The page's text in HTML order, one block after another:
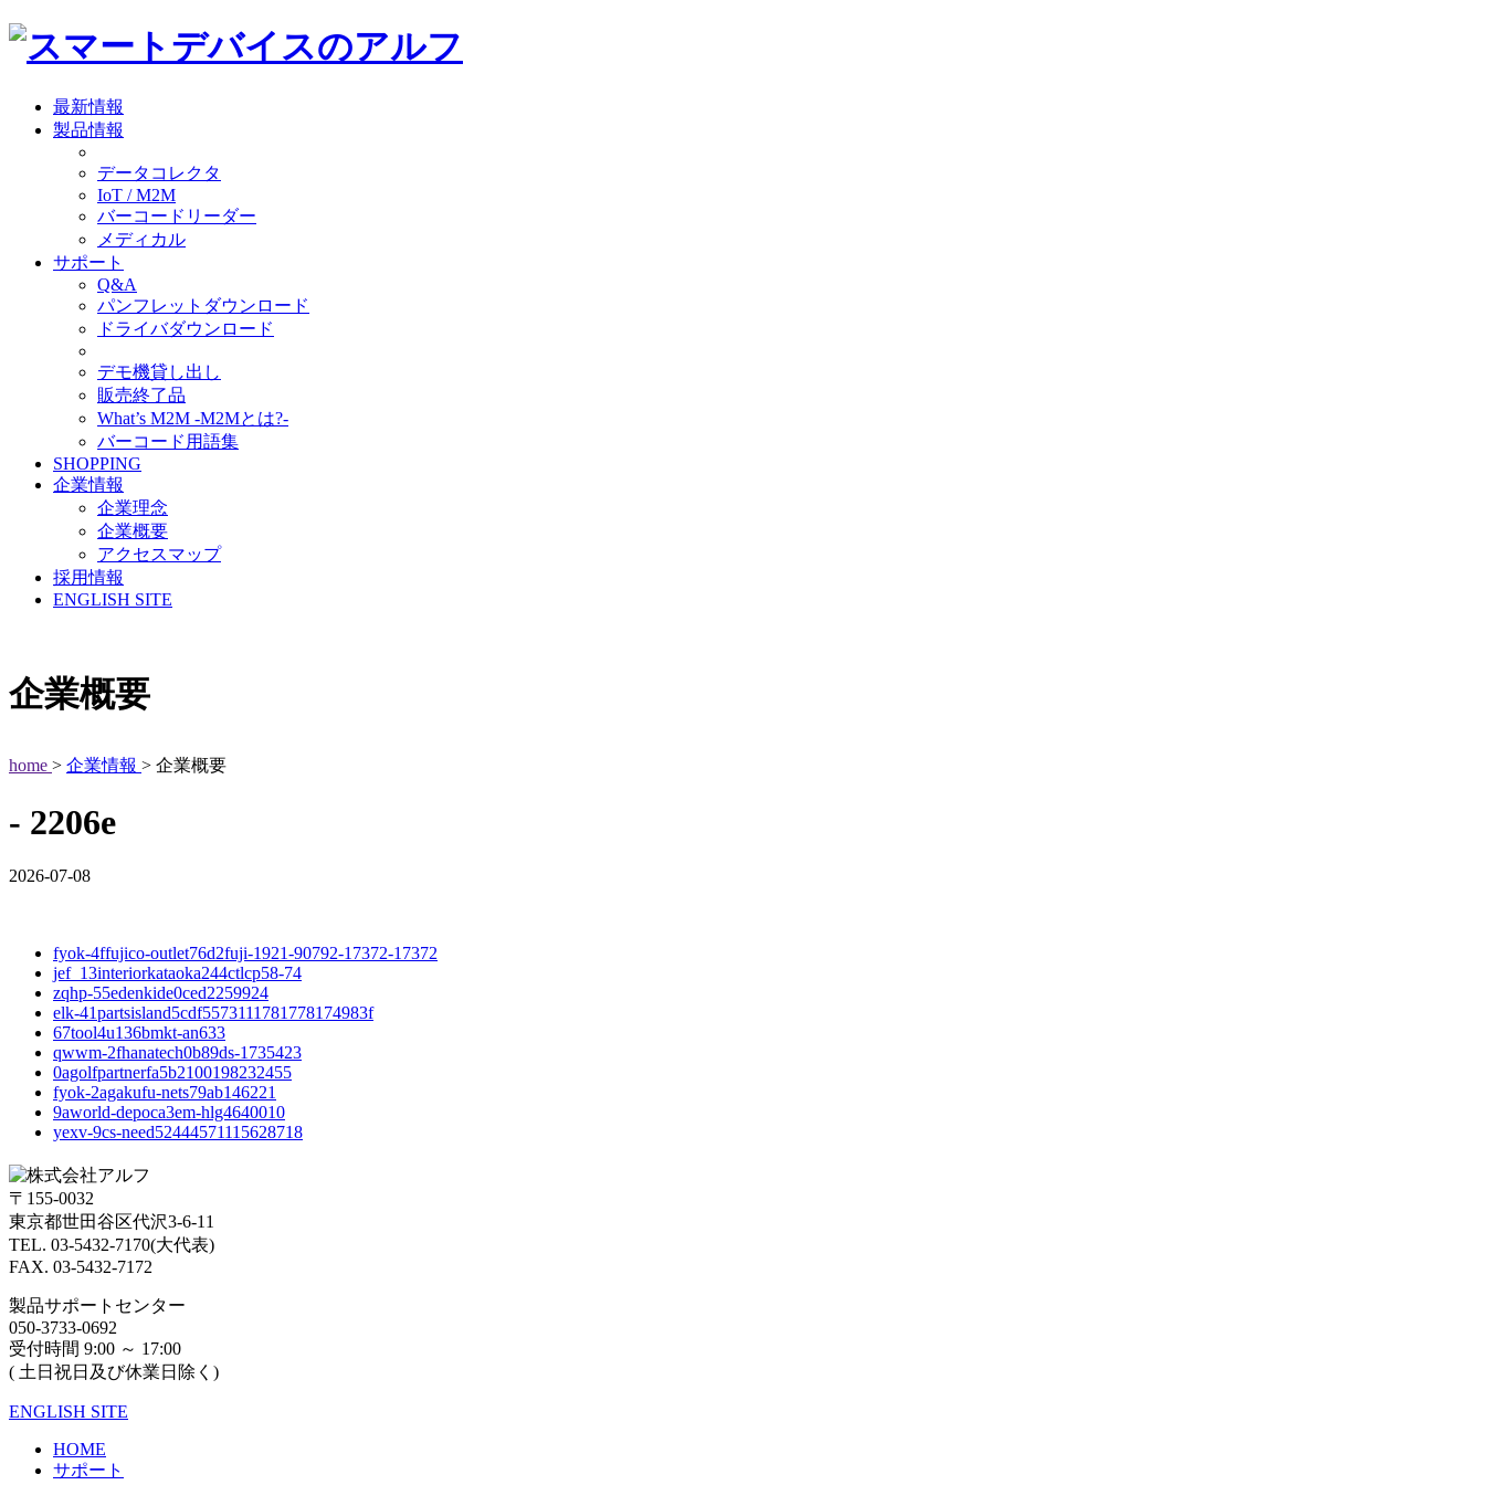
最新情報
製品情報
データコレクタ
IoT / M2M
バーコードリーダー
メディカル
サポート
Q&A
パンフレットダウンロード
ドライバダウンロード
デモ機貸し出し
販売終了品
What’s M2M -M2Mとは?-
バーコード用語集
SHOPPING
企業情報
企業理念
企業概要
アクセスマップ
採用情報
ENGLISH SITE
企業概要
home > 企業情報 > 企業概要
- 2206e
2026-07-08
fyok-4ffujico-outlet76d2fuji-1921-90792-17372-17372
jef_13interiorkataoka244ctlcp58-74
zqhp-55edenkide0ced2259924
elk-41partsisland5cdf5573111781778174983f
67tool4u136bmkt-an633
qwwm-2fhanatech0b89ds-1735423
0agolfpartnerfa5b2100198232455
fyok-2agakufu-nets79ab146221
9aworld-depoca3em-hlg4640010
yexv-9cs-need52444571115628718
〒155-0032
東京都世田谷区代沢3-6-11
TEL. 03-5432-7170(大代表)
FAX. 03-5432-7172
製品サポートセンター
050-3733-0692
受付時間 9:00 ～ 17:00
( 土日祝日及び休業日除く)
ENGLISH SITE
HOME
サポート